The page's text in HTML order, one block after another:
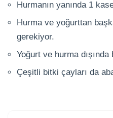
Hurmanın yanında 1
Hurma ve yoğurttan
gerekiyor.
Yoğurt ve hurma
Çeşitli bitki çayları da